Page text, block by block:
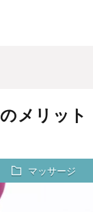
メリット
マッサージ